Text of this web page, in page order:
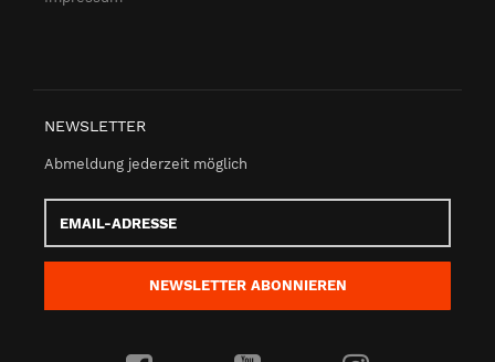
NEWSLETTER
Abmeldung jederzeit möglich
Adresse
NEWSLETTER ABONNIEREN